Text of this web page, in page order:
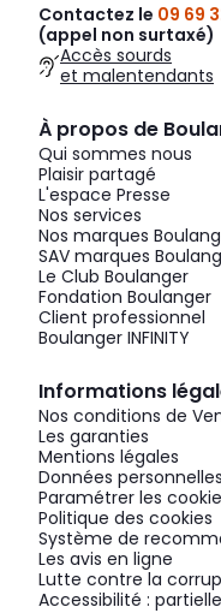
Contactez le 09 69
(appel non surtaxé)
Accès sourds
et malentendants
À propos de
Qui sommes nous
Plaisir partagé
L'espace Presse
Nos services
Nos marques
SAV marques
Le Club Boulanger
Fondation Boulanger
Client professionnel
Boulanger INFINITY
Informations
Nos conditions de
Les garanties
Mentions légales
Données personnelles
Paramétrer les
Politique des cookies
Système de
Les avis en ligne
Lutte contre la
Accessibilité :